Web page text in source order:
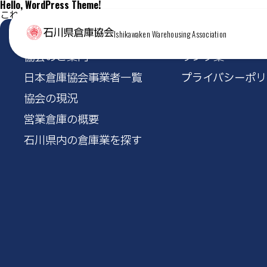
Ishikawaken Warehousing Association
Hello, WordPress Theme!
これは独自テーマの index.php のテスト表示です。
協会のご案内
日本倉庫協会事業者一覧
協会の現況
営業倉庫の概要
石川県内の倉庫業を探す
リンク集
プライバシーポ